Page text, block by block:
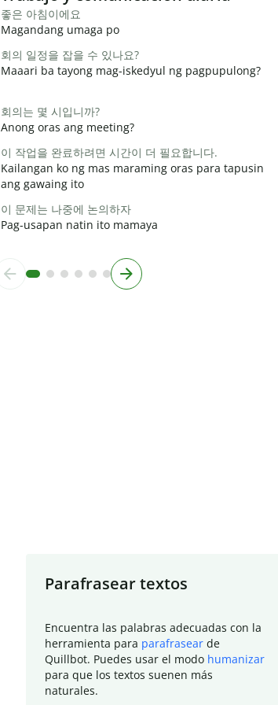
좋은 아침이에요
Magandang umaga po
회의 일정을 잡을 수 있나요?
Maaari ba tayong mag-iskedyul ng pagpupulong?
회의는 몇 시입니까?
Anong oras ang meeting?
이 작업을 완료하려면 시간이 더 필요합니다.
Kailangan ko ng mas maraming oras para tapusin
ang gawaing ito
이 문제는 나중에 논의하자
Pag-usapan natin ito mamaya
Parafrasear textos
Encuentra las palabras adecuadas con la
herramienta para parafrasear de
Quillbot. Puedes usar el modo humanizar
para que los textos suenen más
naturales.